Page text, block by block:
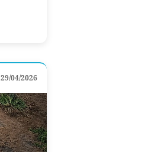
29/04/2026